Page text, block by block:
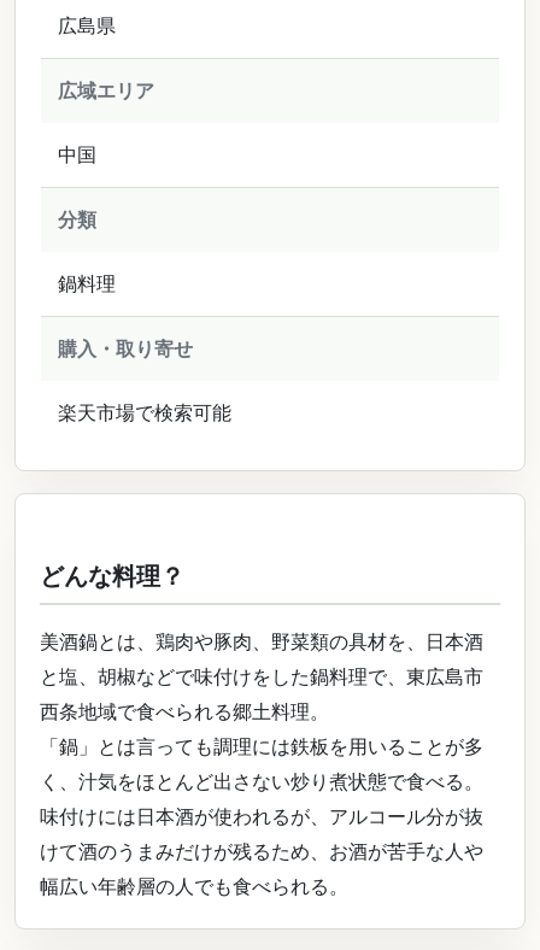
広島県
広域エリア
中国
分類
鍋料理
購入・取り寄せ
楽天市場で検索可能
どんな料理？
美酒鍋とは、鶏肉や豚肉、野菜類の具材を、日本酒
と塩、胡椒などで味付けをした鍋料理で、東広島市
西条地域で食べられる郷土料理。
「鍋」とは言っても調理には鉄板を用いることが多
く、汁気をほとんど出さない炒り煮状態で食べる。
味付けには日本酒が使われるが、アルコール分が抜
けて酒のうまみだけが残るため、お酒が苦手な人や
幅広い年齢層の人でも食べられる。